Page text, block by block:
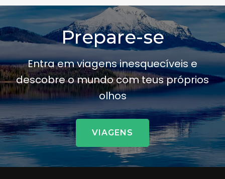
Prepare-se
Entra em viagens inesquecíveis e
descobre o mundo com teus próprios
olhos
VIAGENS